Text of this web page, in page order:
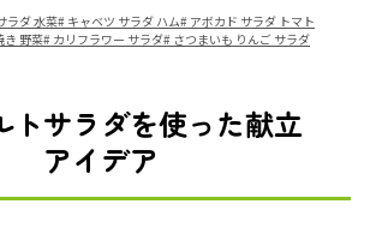
ラダ 水菜# キャベツ サラダ ハム# アボカド サラダ トマト
き 野菜# カリフラワー サラダ# さつまいも りんご サラダ
トサラダを使った献立
アイデア